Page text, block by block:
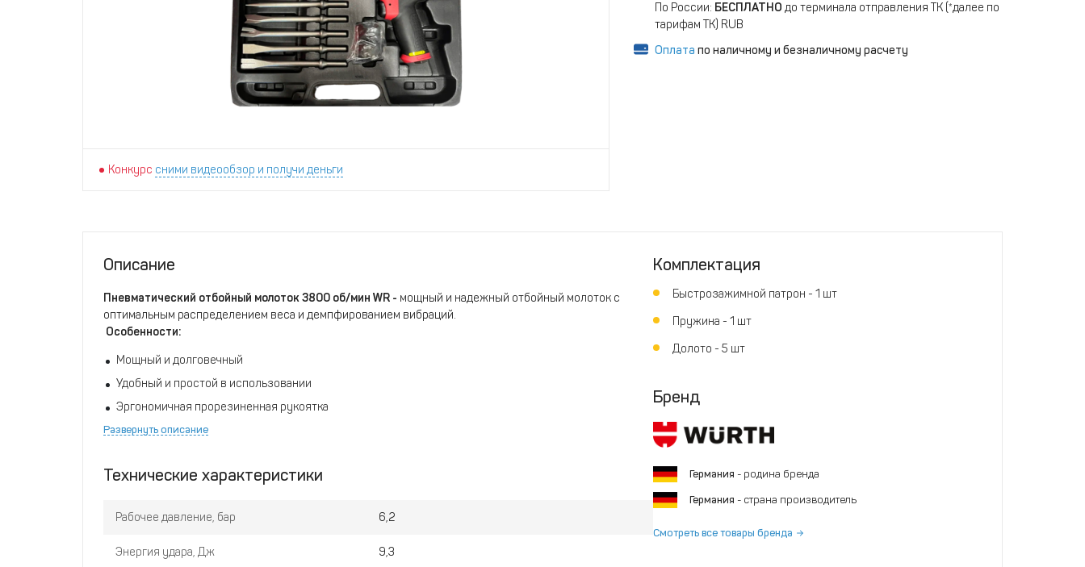
Конкурс сними видеообзор и получи деньги
По России: БЕСПЛАТНО до терминала отправления ТК (*далее по
тарифам ТК) RUB
Оплата по наличному и безналичному расчету
Описание
Пневматический отбойный молоток 3800 об/мин WR - мощный и надежный отбойный молоток с
оптимальным распределением веса и демпфированием вибраций.
Особенности:
Мощный и долговечный
Удобный и простой в использовании
Эргономичная прорезиненная рукоятка
Непрерывный и точный контроль ударной мощности
Развернуть описание
Технические характеристики
Рабочее давление, бар 6,2
Энергия удара, Дж 9,3
Комплектация
Быстрозажимной патрон - 1 шт
Пружина - 1 шт
Долото - 5 шт
Бренд
Германия - родина бренда
Германия - страна производитель
Смотреть все товары бренда